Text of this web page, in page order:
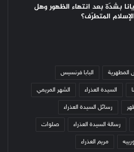
بشدّة بعد انتهاء الظهور وهل
المتطرّف؟
المطهرية البابا فرنسيس
السيدة العذراء الشهر المريمي
رسائل السيدة العذراء
رسالة السيدة العذراء صلوات
مريم العذراء